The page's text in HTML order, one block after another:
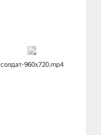
солдат-960х720.mp4